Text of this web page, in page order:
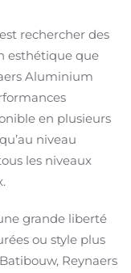
rechercher des
esthétique que
Aluminium
en plusieurs
niveau
les niveaux
grande liberté
ou style plus
Reynaers